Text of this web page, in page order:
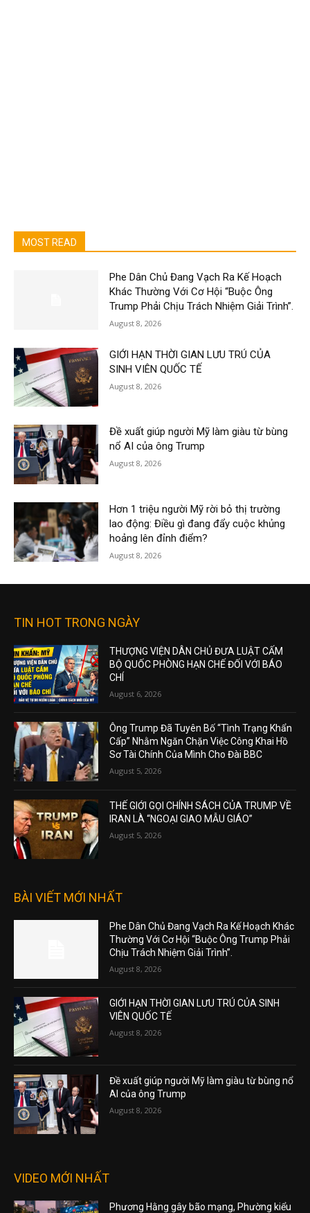
MOST READ
Phe Dân Chủ Đang Vạch Ra Kế Hoạch
Khác Thường Với Cơ Hội “Buộc Ông
Trump Phải Chịu Trách Nhiệm Giải Trình”.
August 8, 2026
GIỚI HẠN THỜI GIAN LƯU TRÚ CỦA
SINH VIÊN QUỐC TẾ
August 8, 2026
Đề xuất giúp người Mỹ làm giàu từ bùng
nổ AI của ông Trump
August 8, 2026
Hơn 1 triệu người Mỹ rời bỏ thị trường
lao động: Điều gì đang đẩy cuộc khủng
hoảng lên đỉnh điểm?
August 8, 2026
TIN HOT TRONG NGÀY
THƯỢNG VIỆN DÂN CHỦ ĐƯA LUẬT CẤM
BỘ QUỐC PHÒNG HẠN CHẾ ĐỐI VỚI BÁO
CHÍ
August 6, 2026
Ông Trump Đã Tuyên Bố “Tình Trạng Khẩn
Cấp” Nhằm Ngăn Chặn Việc Công Khai Hồ
Sơ Tài Chính Của Mình Cho Đài BBC
August 5, 2026
THẾ GIỚI GỌI CHÍNH SÁCH CỦA TRUMP VỀ
IRAN LÀ “NGOẠI GIAO MẪU GIÁO”
August 5, 2026
BÀI VIẾT MỚI NHẤT
Phe Dân Chủ Đang Vạch Ra Kế Hoạch Khác
Thường Với Cơ Hội “Buộc Ông Trump Phải
Chịu Trách Nhiệm Giải Trình”.
August 8, 2026
GIỚI HẠN THỜI GIAN LƯU TRÚ CỦA SINH
VIÊN QUỐC TẾ
August 8, 2026
Đề xuất giúp người Mỹ làm giàu từ bùng nổ
AI của ông Trump
August 8, 2026
VIDEO MỚI NHẤT
Phương Hằng gây bão mạng, Phường kiểu